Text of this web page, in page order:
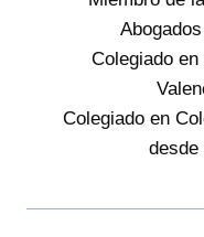
Colegiado
Colegiado en
desde